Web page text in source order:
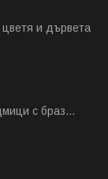
и дървета
с браз...